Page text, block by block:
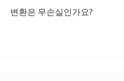
변환은 무손실인가요?